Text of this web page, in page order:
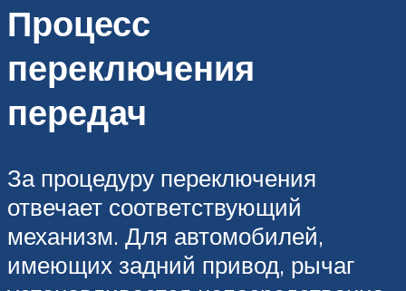
Процесс
переключения
передач
За процедуру переключения
отвечает соответствующий
механизм. Для автомобилей,
имеющих задний привод, рычаг